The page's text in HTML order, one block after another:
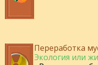
Переработка
Экология или